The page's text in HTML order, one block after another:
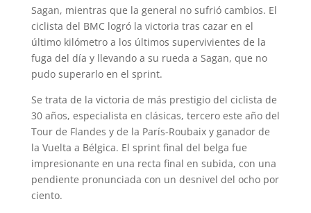
Sagan, mientras que la general no sufrió cambios. El
ciclista del BMC logró la victoria tras cazar en el
último kilómetro a los últimos supervivientes de la
fuga del día y llevando a su rueda a Sagan, que no
pudo superarlo en el sprint.
Se trata de la victoria de más prestigio del ciclista de
30 años, especialista en clásicas, tercero este año del
Tour de Flandes y de la París-Roubaix y ganador de
la Vuelta a Bélgica. El sprint final del belga fue
impresionante en una recta final en subida, con una
pendiente pronunciada con un desnivel del ocho por
ciento.